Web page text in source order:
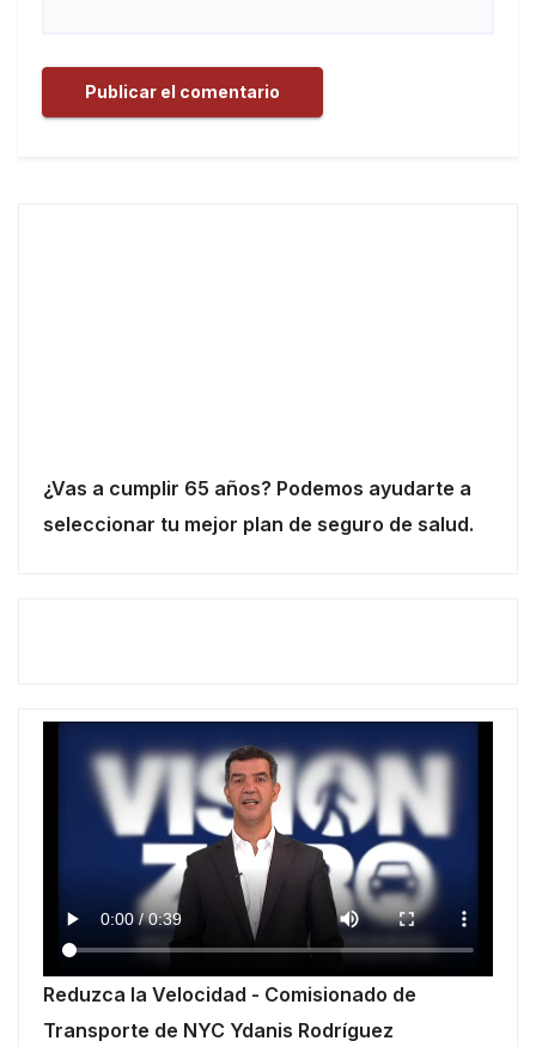
¿Vas a cumplir 65 años? Podemos ayudarte a
seleccionar tu mejor plan de seguro de salud.
Reduzca la Velocidad - Comisionado de
Transporte de NYC Ydanis Rodríguez